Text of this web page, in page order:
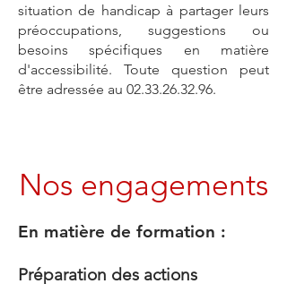
situation de handicap à partager leurs
préoccupations, suggestions ou
besoins spécifiques en matière
d'accessibilité. Toute question peut
être adressée au 02.33.26.32.96.
Nos engagements
En matière de formation :
Préparation des actions